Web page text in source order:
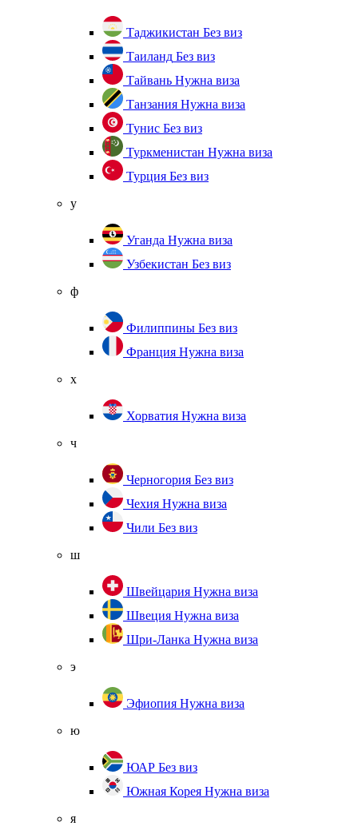
Таджикистан Без виз
Таиланд Без виз
Тайвань Нужна виза
Танзания Нужна виза
Тунис Без виз
Туркменистан Нужна виза
Турция Без виз
у
Уганда Нужна виза
Узбекистан Без виз
ф
Филиппины Без виз
Франция Нужна виза
х
Хорватия Нужна виза
ч
Черногория Без виз
Чехия Нужна виза
Чили Без виз
ш
Швейцария Нужна виза
Швеция Нужна виза
Шри-Ланка Нужна виза
э
Эфиопия Нужна виза
ю
ЮАР Без виз
Южная Корея Нужна виза
я